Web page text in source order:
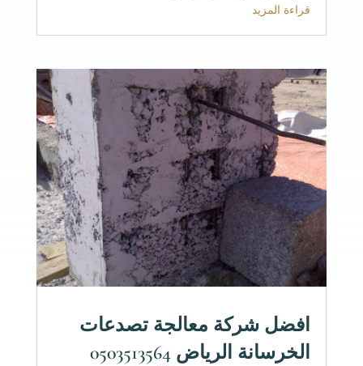
قراءة المزيد
افضل شركة معالجة تصدعات
الخرسانة الرياض 0503513564